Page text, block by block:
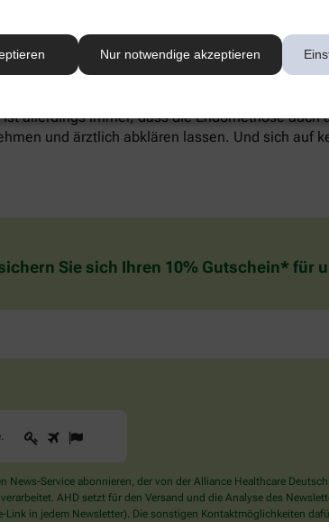
Nur notwendige akzeptieren
alternative Methoden wie
sein. Welche Behandlung die individuell
Wichtig zu wissen: In den meisten Fällen
allerdings immer, dass die Endometriose
und ärztlich abklären lassen. Und sich auf
Sie sich Ihren 10% Gutschein* für
Sind
Sie
Mensch?
Dann
wählen
1 2
News-Service abonnieren, der von der Alliance Healthcare
AHD setzt für den Versand und die Analyse des
in jedem Newsletter). Die sonstigen Kontaktmöglichkeiten